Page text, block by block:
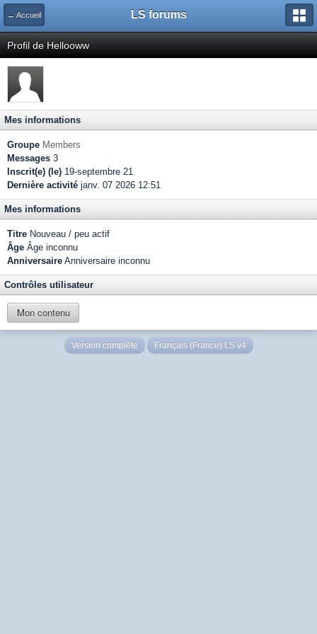
← Accueil LS forums
Profil de Hellooww
Mes informations
Groupe Members
Messages 3
Inscrit(e) (le) 19-septembre 21
Dernière activité janv. 07 2026 12:51
Mes informations
Titre Nouveau / peu actif
Âge Âge inconnu
Anniversaire Anniversaire inconnu
Contrôles utilisateur
Mon contenu
Version complète Français (France) LS v4